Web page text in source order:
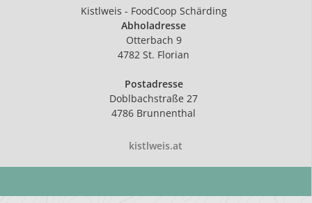
Kistlweis - FoodCoop Schärding
Abholadresse
Otterbach 9
4782 St. Florian
Postadresse
Doblbachstraße 27
4786 Brunnenthal
kistlweis.at